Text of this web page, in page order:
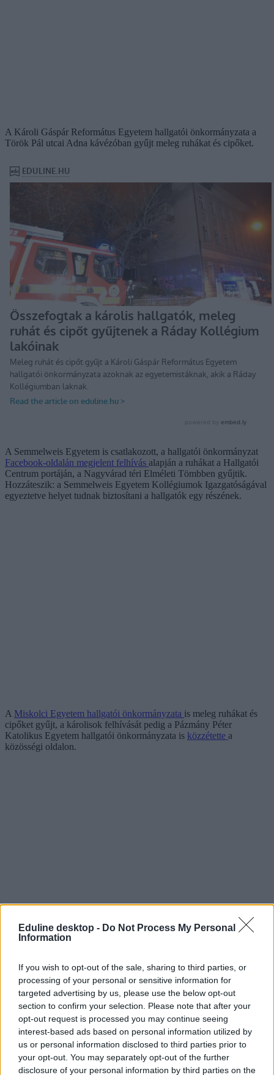
Eduline desktop - Do Not Process My Personal
Information
If you wish to opt-out of the sale, sharing to third parties, or
processing of your personal or sensitive information for
targeted advertising by us, please use the below opt-out
section to confirm your selection. Please note that after your
opt-out request is processed you may continue seeing
interest-based ads based on personal information utilized by
us or personal information disclosed to third parties prior to
your opt-out. You may separately opt-out of the further
disclosure of your personal information by third parties on the
A Károli Gáspár Református Egyetem hallgatói önkormányzata a
Török Pál utcai Adna kávézóban gyűjt meleg ruhákat és cipőket.
A Semmelweis Egyetem is csatlakozott, a hallgatói önkormányzat
Facebook-oldalán megjelent felhívás alapján a ruhákat a Hallgatói
Centrum portáján, a Nagyvárad téri Elméleti Tömbben gyűjtik.
Hozzáteszik: a Semmelweis Egyetem Kollégiumok Igazgatóságával
egyeztetve helyet tudnak biztosítani a hallgatók egy részének.
A Miskolci Egyetem hallgatói önkormányzata is meleg ruhákat és
cipőket gyűjt, a károlisok felhívását pedig a Pázmány Péter
Katolikus Egyetem hallgatói önkormányzata is közzétette a
közösségi oldalon.